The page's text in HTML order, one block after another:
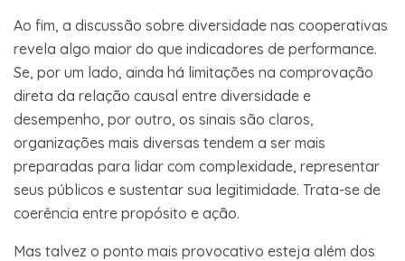
Ao fim, a discussão sobre diversidade nas cooperativas
revela algo maior do que indicadores de performance.
Se, por um lado, ainda há limitações na comprovação
direta da relação causal entre diversidade e
desempenho, por outro, os sinais são claros,
organizações mais diversas tendem a ser mais
preparadas para lidar com complexidade, representar
seus públicos e sustentar sua legitimidade. Trata-se de
coerência entre propósito e ação.
Mas talvez o ponto mais provocativo esteja além dos